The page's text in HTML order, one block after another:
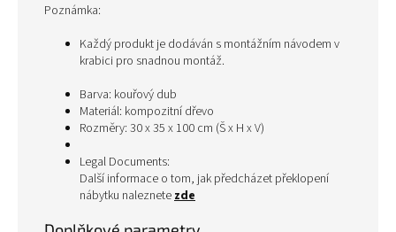
Poznámka:
Každý produkt je dodáván s montážním návodem v
krabici pro snadnou montáž.
Barva: kouřový dub
Materiál: kompozitní dřevo
Rozměry: 30 x 35 x 100 cm (Š x H x V)
Legal Documents:
Další informace o tom, jak předcházet překlopení
nábytku naleznete zde